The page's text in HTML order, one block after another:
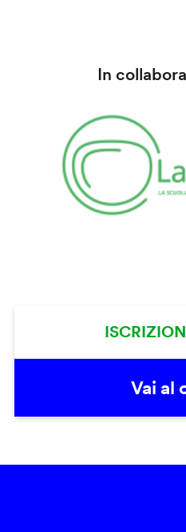
In
Vai al